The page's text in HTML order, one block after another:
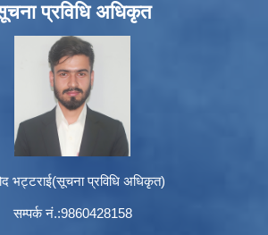
प्रविधि अधिकृत
भट्टराई(सूचना प्रविधि अधिकृत)
सम्पर्क नं.:9860428158